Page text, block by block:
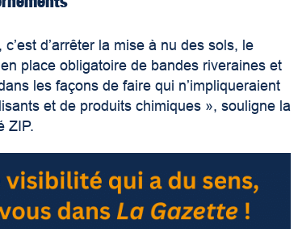
d’arrêter la mise à nu des sols, le
place obligatoire de bandes riveraines et
les façons de faire qui n’impliqueraient
et de produits chimiques », souligne la
ZIP.